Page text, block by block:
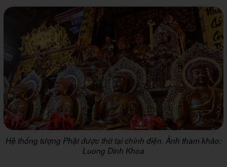
Hệ thống tượng Phật được thờ tại chính điện. Ảnh tham khảo:
Luong Dinh Khoa